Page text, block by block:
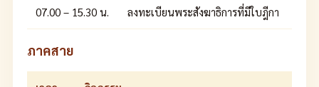
07.00 – 15.30 น. ลงทะเบียนพระสังฆาธิการที่มีใบฎีกา
ภาคสาย